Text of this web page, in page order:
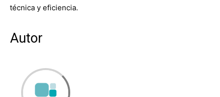
técnica y eficiencia.
Autor